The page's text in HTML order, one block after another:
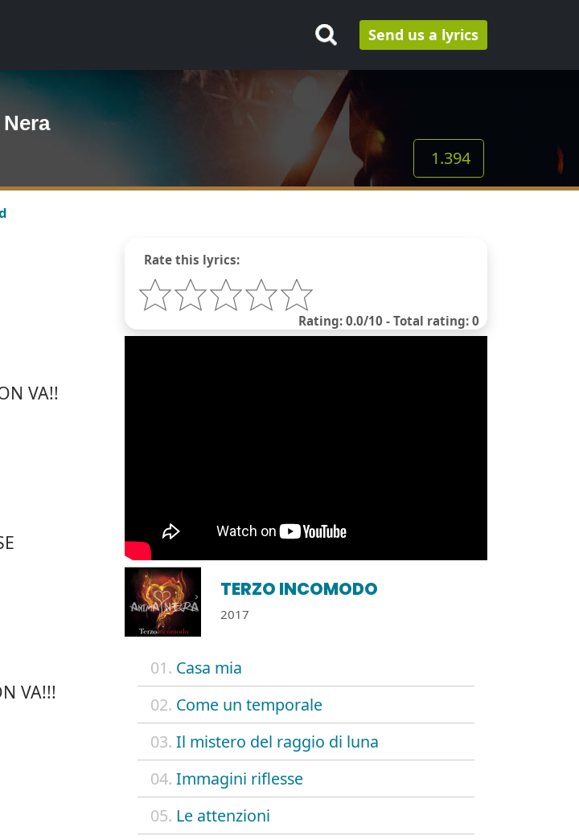
Send us a lyrics
1.394
Rate this lyrics:
Rating: 0.0/10 - Total rating: 0
TERZO INCOMODO
2017
01. Casa mia
02. Come un temporale
03. Il mistero del raggio di luna
04. Immagini riflesse
05. Le attenzioni
VA!!
VA!!!